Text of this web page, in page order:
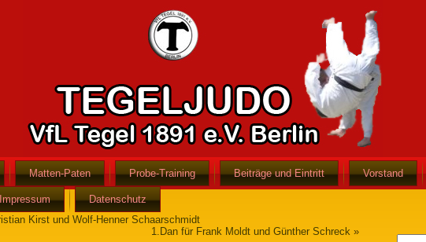
Matten-Paten Probe-Training Beiträge und Eintritt Vorstand
Datenschutz
Kirst und Wolf-Henner Schaarschmidt
1.Dan für Frank Moldt und Günther Schreck»